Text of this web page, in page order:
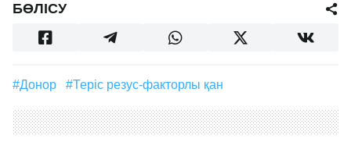
БӨЛІСУ
#донор #теріс резус-факторлы қан